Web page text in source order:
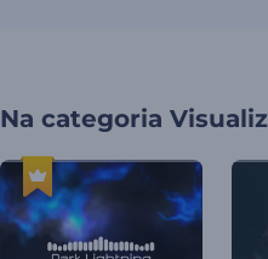
Na categoria